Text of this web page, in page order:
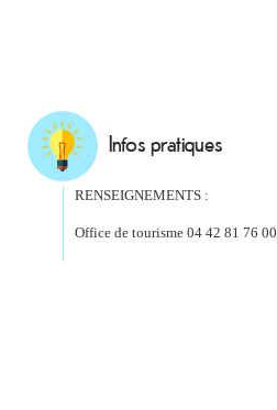
Infos pratiques
RENSEIGNEMENTS :
Office de tourisme 04 42 81 76 00